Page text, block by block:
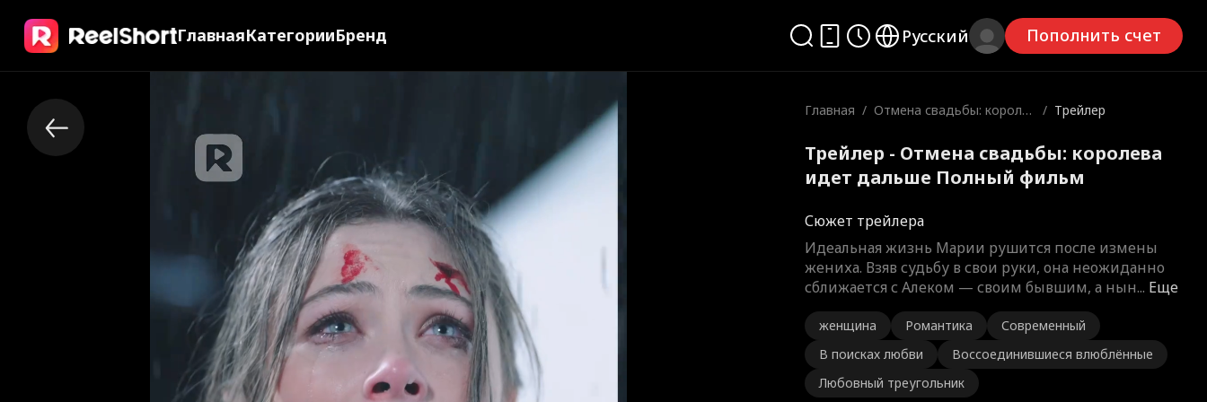
ГлавнаяКатегорииБренд Русский Пополнить счет
Главная / Отмена свадьбы: короле
/ Трейлер
Трейлер - Отмена свадьбы: королева
идет дальше Полный фильм
Сюжет трейлера
Еще
Идеальная жизнь Марии рушится после измены
жениха. Взяв судьбу в свои руки, она неожиданно
сближается с Алеком — своим бывшим, а нын...
женщина Романтика
Современный
В поисках любви
Воссоединившиеся влюблённые
Любовный треугольник